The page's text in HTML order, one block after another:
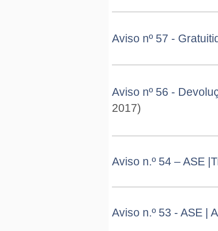
Aviso nº 57 -
Aviso nº 56 -
2017)
Aviso n.º 54 – ASE
Aviso n.º 53 - ASE |